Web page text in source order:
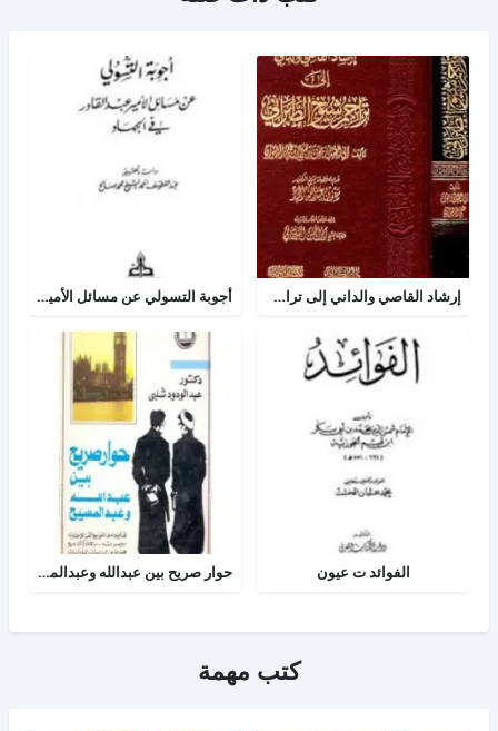
إرشاد القاصي والداني إلى تراجم شيوخ الطبراني أجوبة التسولي عن مسائل الأمير عبد القادر في الجهاد
الفوائد ت عيون حوار صريح بين عبدالله وعبدالمسيح
كتب مهمة